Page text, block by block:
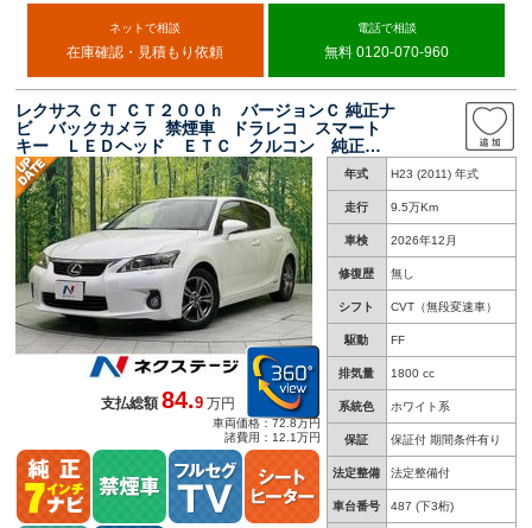
ネットで相談
在庫確認・見積もり依頼
電話で相談
無料 0120-070-960
レクサス ＣＴ ＣＴ２００ｈ バージョンＣ 純正ナ
ビ バックカメラ 禁煙車 ドラレコ スマート
キー ＬＥＤヘッド ＥＴＣ クルコン 純正１
６インチアルミ オートライト デュアルエアコ
ン ＣＤ ＤＶＤ再生 フルセグ パドルシフ
ト フォグライト
年式 H23 (2011) 年式
走行 9.5万Km
車検 2026年12月
修復歴 無し
シフト CVT（無段変速車）
駆動 FF
排気量 1800 cc
系統色 ホワイト系
保証 保証付 期間条件有り
法定整備 法定整備付
車台番号 487 (下3桁)
支払総額84.9 万円
車両価格：72.8万円
諸費用：12.1万円